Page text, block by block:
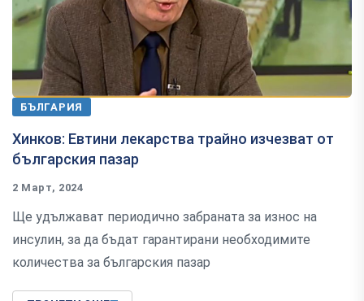
БЪЛГАРИЯ
Хинков: Евтини лекарства трайно изчезват от
българския пазар
2 Март, 2024
Ще удължават периодично забраната за износ на
инсулин, за да бъдат гарантирани необходимите
количества за българския пазар